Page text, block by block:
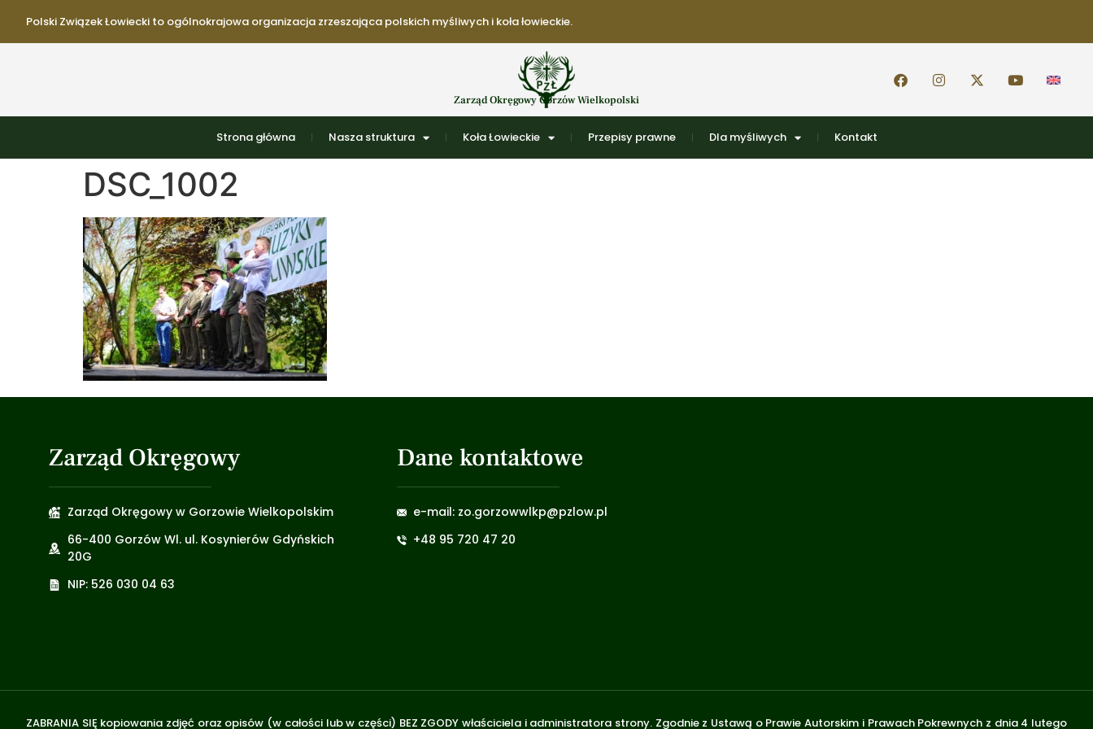
Polski Związek Łowiecki to ogólnokrajowa organizacja zrzeszająca polskich myśliwych i koła łowieckie.
Zarząd Okręgowy Gorzów Wielkopolski
Strona główna Nasza struktura Koła Łowieckie Przepisy prawne Dla myśliwych Kontakt
DSC_1002
Zarząd Okręgowy
Zarząd Okręgowy w Gorzowie Wielkopolskim
66-400 Gorzów Wl. ul. Kosynierów Gdyńskich
20G
NIP: 526 030 04 63
Dane kontaktowe
e-mail: zo.gorzowwlkp@pzlow.pl
+48 95 720 47 20
ZABRANIA SIĘ kopiowania zdjęć oraz opisów (w całości lub w części) BEZ ZGODY właściciela i administratora strony. Zgodnie z Ustawą o Prawie Autorskim i Prawach Pokrewnych z dnia 4 lutego